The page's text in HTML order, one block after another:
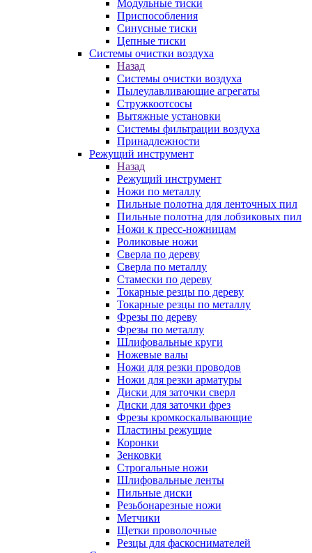
Модульные тиски
Приспособления
Синусные тиски
Цепные тиски
Системы очистки воздуха
Назад
Системы очистки воздуха
Пылеулавливающие агрегаты
Стружкоотсосы
Вытяжные установки
Системы фильтрации воздуха
Принадлежности
Режущий инструмент
Назад
Режущий инструмент
Ножи по металлу
Пильные полотна для ленточных пил
Пильные полотна для лобзиковых пил
Ножи к пресс-ножницам
Роликовые ножи
Сверла по дереву
Сверла по металлу
Стамески по дереву
Токарные резцы по дереву
Токарные резцы по металлу
Фрезы по дереву
Фрезы по металлу
Шлифовальные круги
Ножевые валы
Ножи для резки проводов
Ножи для резки арматуры
Диски для заточки сверл
Диски для заточки фрез
Фрезы кромкоскалывающие
Пластины режущие
Коронки
Зенковки
Строгальные ножи
Шлифовальные ленты
Пильные диски
Резьбонарезные ножи
Метчики
Щетки проволочные
Резцы для фаскоснимателей